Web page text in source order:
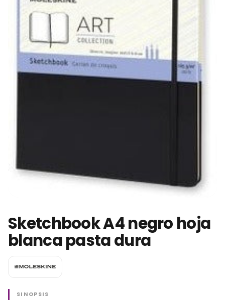
Sketchbook A4 negro hoja
blanca pasta dura
SINOPSIS